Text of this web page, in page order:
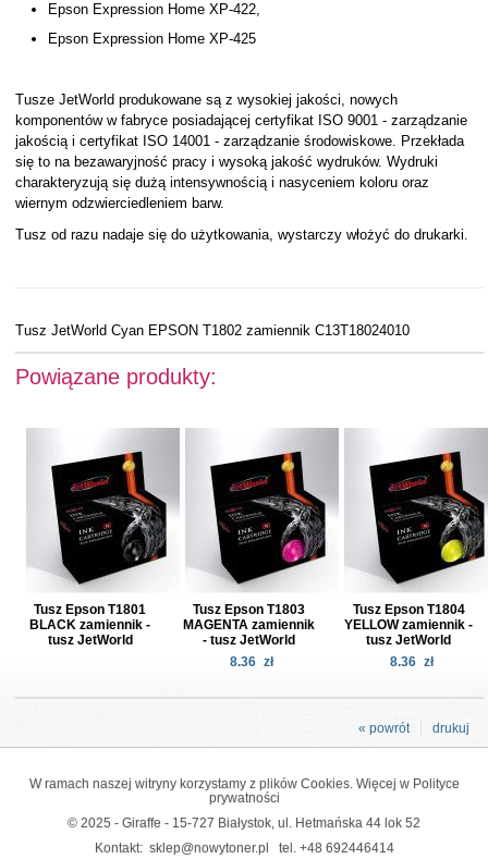
Epson Expression Home XP-422,
Epson Expression Home XP-425
Tusze JetWorld produkowane są z wysokiej jakości, nowych
komponentów w fabryce posiadającej certyfikat ISO 9001 - zarządzanie
jakością i certyfikat ISO 14001 - zarządzanie środowiskowe. Przekłada
się to na bezawaryjność pracy i wysoką jakość wydruków. Wydruki
charakteryzują się dużą intensywnością i nasyceniem koloru oraz
wiernym odzwierciedleniem barw.
Tusz od razu nadaje się do użytkowania, wystarczy włożyć do drukarki.
Tusz JetWorld Cyan EPSON T1802 zamiennik C13T18024010
Powiązane produkty:
Tusz Epson T1801
BLACK zamiennik -
tusz JetWorld
Tusz Epson T1803
MAGENTA zamiennik
- tusz JetWorld
8.36 zł
Tusz Epson T1804
YELLOW zamiennik -
tusz JetWorld
8.36 zł
drukuj
« powrót
W ramach naszej witryny korzystamy z plików Cookies. Więcej w Polityce
prywatności
© 2025 - Giraffe - 15-727 Białystok, ul. Hetmańska 44 lok 52
Kontakt: sklep@nowytoner.pl tel. +48 692446414